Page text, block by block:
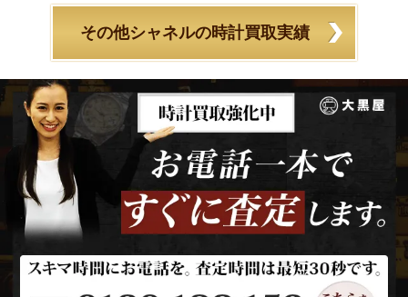
その他シャネルの時計買取実績